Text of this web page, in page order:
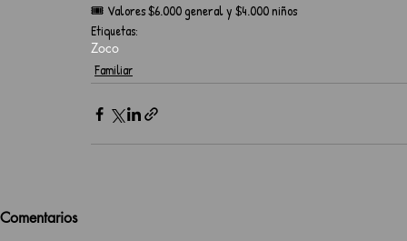
🎟️ Valores $6.000 general y $4.000 niños
Etiquetas:
Zoco
Familiar
Comentarios